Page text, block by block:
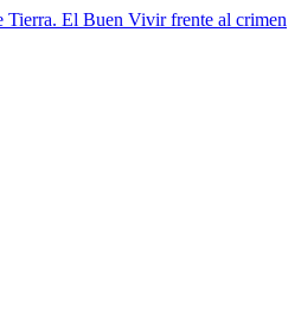
Tierra. El Buen Vivir frente al crimen